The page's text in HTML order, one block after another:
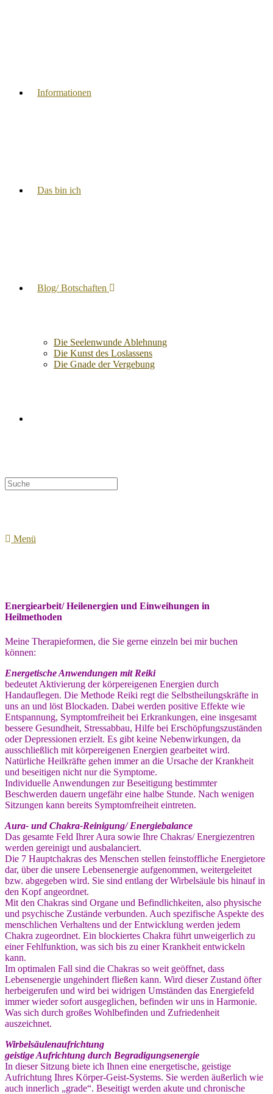
Informationen
Das bin ich
Blog/ Botschaften
Die Seelenwunde Ablehnung
Die Kunst des Loslassens
Die Gnade der Vergebung
Suche
nach:
Menü
Energiearbeit/ Heilenergien und Einweihungen in
Heilmethoden
Meine Therapieformen, die Sie gerne einzeln bei mir buchen
können:
Energetische Anwendungen mit Reiki
bedeutet Aktivierung der körpereigenen Energien durch
Handauflegen. Die Methode Reiki regt die Selbstheilungskräfte in
uns an und löst Blockaden. Dabei werden positive Effekte wie
Entspannung, Symptomfreiheit bei Erkrankungen, eine insgesamt
bessere Gesundheit, Stressabbau, Hilfe bei Erschöpfungszuständen
oder Depressionen erzielt. Es gibt keine Nebenwirkungen, da
ausschließlich mit körpereigenen Energien gearbeitet wird.
Natürliche Heilkräfte gehen immer an die Ursache der Krankheit
und beseitigen nicht nur die Symptome.
Individuelle Anwendungen zur Beseitigung bestimmter
Beschwerden dauern ungefähr eine halbe Stunde. Nach wenigen
Sitzungen kann bereits Symptomfreiheit eintreten.
Aura- und Chakra-Reinigung/ Energiebalance
Das gesamte Feld Ihrer Aura sowie Ihre Chakras/ Energiezentren
werden gereinigt und ausbalanciert.
Die 7 Hauptchakras des Menschen stellen feinstoffliche Energietore
dar, über die unsere Lebensenergie aufgenommen, weitergeleitet
bzw. abgegeben wird. Sie sind entlang der Wirbelsäule bis hinauf in
den Kopf angeordnet.
Mit den Chakras sind Organe und Befindlichkeiten, also physische
und psychische Zustände verbunden. Auch spezifische Aspekte des
menschlichen Verhaltens und der Entwicklung werden jedem
Chakra zugeordnet. Ein blockiertes Chakra führt unweigerlich zu
einer Fehlfunktion, was sich bis zu einer Krankheit entwickeln
kann.
Im optimalen Fall sind die Chakras so weit geöffnet, dass
Lebensenergie ungehindert fließen kann. Wird dieser Zustand öfter
herbeigerufen und wird bei widrigen Umständen das Energiefeld
immer wieder sofort ausgeglichen, befinden wir uns in Harmonie.
Was sich durch großes Wohlbefinden und Zufriedenheit
auszeichnet.
Wirbelsäulenaufrichtung
geistige Aufrichtung durch Begradigungsenergie
In dieser Sitzung biete ich Ihnen eine energetische, geistige
Aufrichtung Ihres Körper-Geist-Systems. Sie werden äußerlich wie
auch innerlich „grade“. Beseitigt werden akute und chronische